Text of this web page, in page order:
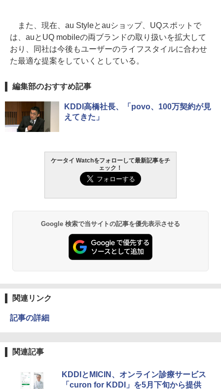
また、現在、au Styleとauショップ、UQスポットで
は、auとUQ mobileの両ブランドの取り扱いを拡大して
おり、同社は今後もユーザーのライフスタイルに合わせ
た最適な提案をしていくとしている。
編集部のおすすめ記事
KDDI高橋社長、「povo、100万契約が見
えてきた」
ケータイ Watchをフォローして最新記事をチ
ェック！
Google 検索で当サイトの記事を優先表示させる
関連リンク
記事の詳細
関連記事
KDDIとMICIN、オンライン診療サービス
「curon for KDDI」を5月下旬から提供